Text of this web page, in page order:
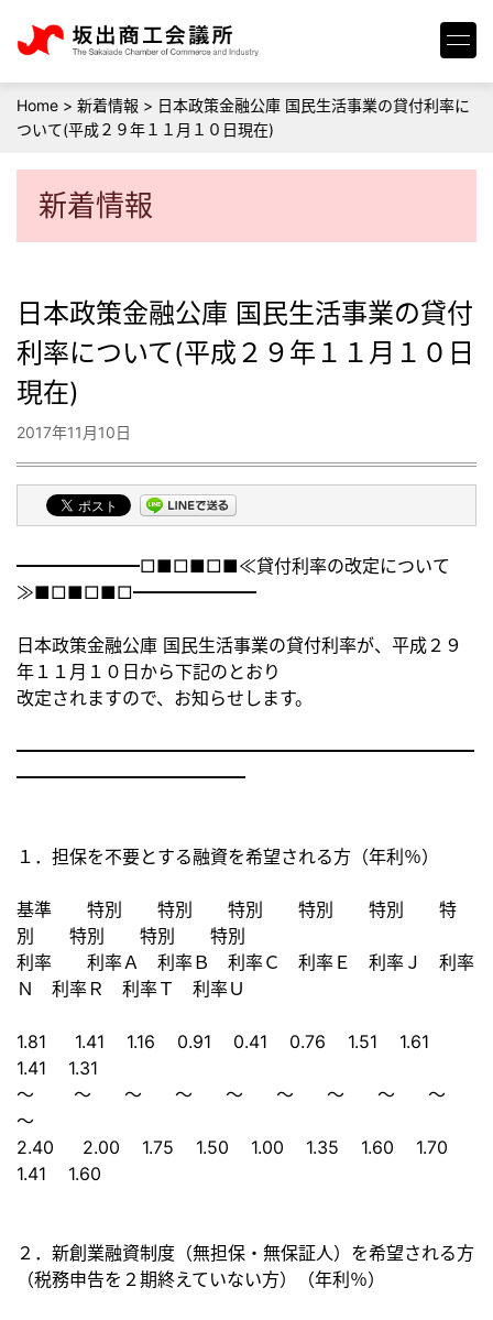
Home > 新着情報 > 日本政策金融公庫 国民生活事業の貸付利率に
ついて(平成２９年１１月１０日現在)
新着情報
日本政策金融公庫 国民生活事業の貸付
利率について(平成２９年１１月１０日
現在)
2017年11月10日
━━━━━━━□■□■□■≪貸付利率の改定について
≫■□■□■□━━━━━━━
日本政策金融公庫 国民生活事業の貸付利率が、 平成２９
年１１月１０日から下記のとおり
改定されますので、お知らせします。
━━━━━━━━━━━━━━━━━━━━━━━━━━
━━━━━━━━━━━━━
１．担保を不要とする融資を希望される方（年利％）
基準 特別 特別 特別 特別 特別 特
別 特別 特別 特別
利率 利率Ａ 利率Ｂ 利率Ｃ 利率Ｅ 利率Ｊ 利率
Ｎ 利率Ｒ 利率Ｔ 利率Ｕ
1.81 1.41 1.16 0.91 0.41 0.76 1.51 1.61
1.41 1.31
～ ～ ～ ～ ～ ～ ～ ～ ～
～
2.40 2.00 1.75 1.50 1.00 1.35 1.60 1.70
1.41 1.60
２．新創業融資制度（無担保・無保証人）を希望される方
（税務申告を２期終えていない方）（年利％）